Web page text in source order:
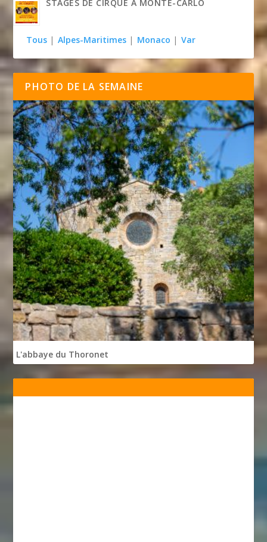
STAGES DE CIRQUE À MONTE-CARLO
Tous | Alpes-Maritimes | Monaco | Var
PHOTO DE LA SEMAINE
L'abbaye du Thoronet